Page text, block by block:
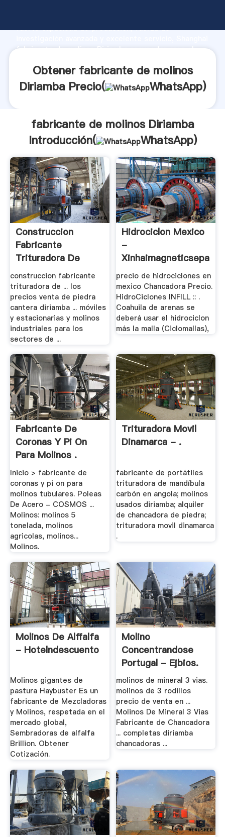
fuerte capacidad de producción, fuerza de
fabricante de molinos Diriamba proveedor crea el
Obtener fabricante de molinos
Diriamba Precio(
WhatsApp)
fabricante de molinos Diriamba
Introducción(
WhatsApp)
Construccion
Fabricante
Trituradora De
Cono Para .
construccion fabricante
trituradora de ... los
precios venta de piedra
cantera diriamba ... móviles
y estacionarias y molinos
industriales para los
sectores de ...
Hidrociclon Mexico
-
precio de hidrociclones en
mexico Chancadora Precio.
HidroCiclones INFILL :: .
Coahuila de arenas se
deberá usar el hidrociclon
más la malla (Ciclomallas),
Fabricante De
Coronas Y Pi On
Para Molinos .
Inicio > fabricante de
coronas y pi on para
molinos tubulares. Poleas
De Acero - COSMOS ...
Molinos: molinos 5
tonelada, molinos
agricolas, molinos...
Molinos.
Trituradora Movil
Dinamarca - .
fabricante de portátiles
trituradora de mandíbula
carbón en angola; molinos
usados diriamba; alquiler
de chancadora de piedra;
trituradora movil dinamarca
.
Molinos De Alffalfa
- Hotelndescuento
Molinos gigantes de
pastura Haybuster Es un
fabricante de Mezcladoras
y Molinos, respetada en el
mercado global,
Sembradoras de alfalfa
Brillion. Obtener
Cotización.
Molino
Concentrandose
Portugal - Ejbios.
molinos de mineral 3 vias.
molinos de 3 rodillos
precio de venta en ...
Molinos De Mineral 3 Vias
Fabricante de Chancadora
... completas diriamba
chancadoras ...